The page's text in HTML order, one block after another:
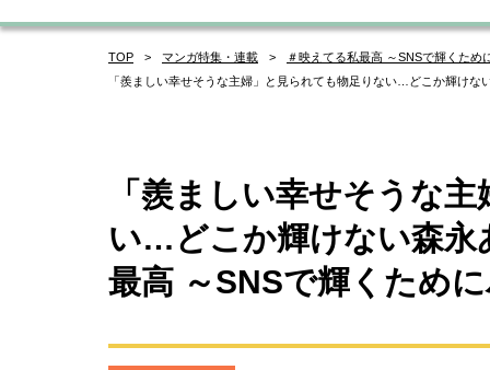
TOP マンガ特集・連載
＃映えてる私最高 ～SNSで輝くため
「羨ましい幸せそうな主婦」と見られても物足りない…どこか輝け
「羨ましい幸せそうな
い…どこか輝けない森永
最高 ～SNSで輝くため